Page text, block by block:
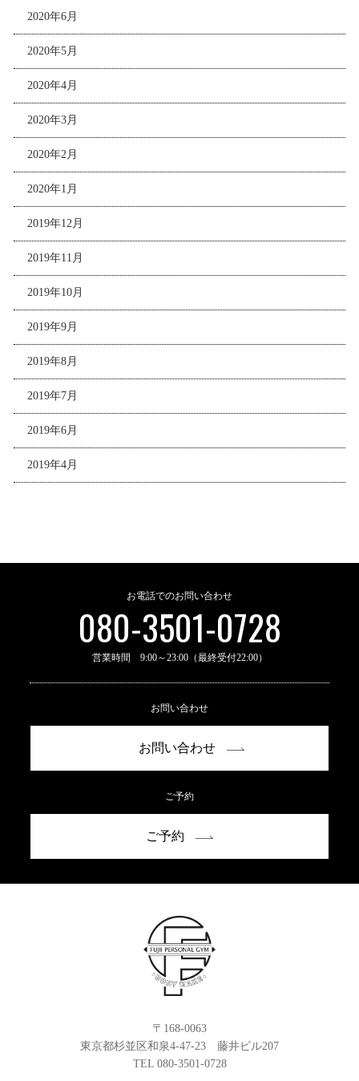
2020年6月
2020年5月
2020年4月
2020年3月
2020年2月
2020年1月
2019年12月
2019年11月
2019年10月
2019年9月
2019年8月
2019年7月
2019年6月
2019年4月
お電話でのお問い合わせ
080-3501-0728
営業時間 9:00～23:00（最終受付22:00）
お問い合わせ
お問い合わせ
ご予約
ご予約
〒168-0063
東京都杉並区和泉4-47-23 藤井ビル207
TEL 080-3501-0728